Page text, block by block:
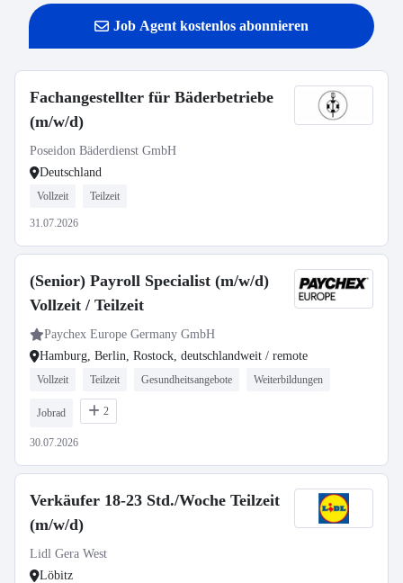
Job Agent kostenlos abonnieren
Fachangestellter für Bäderbetriebe
(m/w/d)
Poseidon Bäderdienst GmbH
Deutschland
Vollzeit Teilzeit
31.07.2026
(Senior) Payroll Specialist (m/w/d)
Vollzeit / Teilzeit
Paychex Europe Germany GmbH
Hamburg, Berlin, Rostock, deutschlandweit / remote
Vollzeit Teilzeit Gesundheitsangebote Weiterbildungen
Jobrad 2
30.07.2026
Verkäufer 18-23 Std./Woche Teilzeit
(m/w/d)
Lidl Gera West
Löbitz